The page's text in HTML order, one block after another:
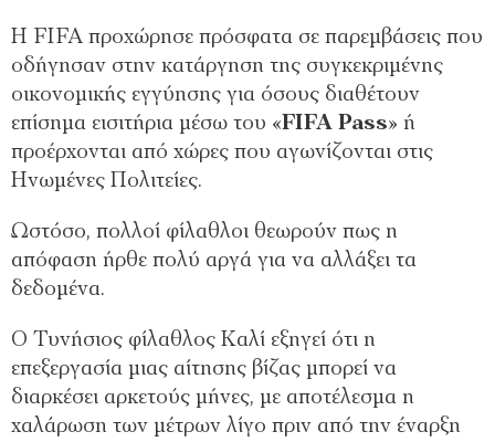
Η FIFA προχώρησε πρόσφατα σε παρεμβάσεις που
οδήγησαν στην κατάργηση της συγκεκριμένης
οικονομικής εγγύησης για όσους διαθέτουν
επίσημα εισιτήρια μέσω του «FIFA Pass» ή
προέρχονται από χώρες που αγωνίζονται στις
Ηνωμένες Πολιτείες.
Ωστόσο, πολλοί φίλαθλοι θεωρούν πως η
απόφαση ήρθε πολύ αργά για να αλλάξει τα
δεδομένα.
Ο Τυνήσιος φίλαθλος Καλί εξηγεί ότι η
επεξεργασία μιας αίτησης βίζας μπορεί να
διαρκέσει αρκετούς μήνες, με αποτέλεσμα η
χαλάρωση των μέτρων λίγο πριν από την έναρξη